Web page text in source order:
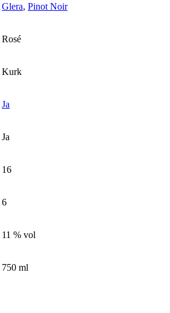
Glera, Pinot Noir
Rosé
Kurk
Ja
Ja
16
6
11 % vol
750 ml